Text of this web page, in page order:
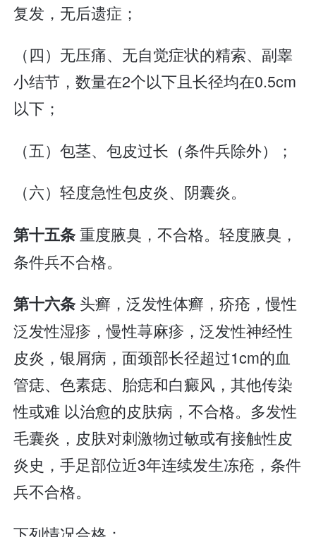
复发，无后遗症；
（四）无压痛、无自觉症状的精索、副睾
小结节，数量在2个以下且长径均在0.5cm
以下；
（五）包茎、包皮过长（条件兵除外）；
（六）轻度急性包皮炎、阴囊炎。
第十五条重度腋臭，不合格。轻度腋臭，
条件兵不合格。
第十六条 头癣，泛发性体癣，疥疮，慢性
泛发性湿疹，慢性荨麻疹，泛发性神经性
皮炎，银屑病，面颈部长径超过1cm的血
管痣、色素痣、胎痣和白癜风，其他传染
性或难 以治愈的皮肤病，不合格。多发性
毛囊炎，皮肤对刺激物过敏或有接触性皮
炎史，手足部位近3年连续发生冻疮，条件
兵不合格。